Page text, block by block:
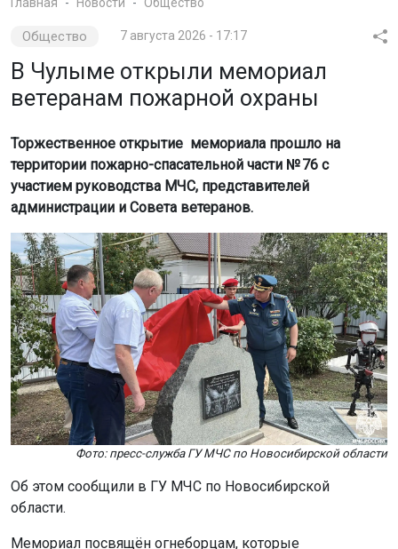
Общество 7 августа 2026 - 17:17
В Чулыме открыли мемориал
ветеранам пожарной охраны
Торжественное открытие мемориала прошло на
территории пожарно-спасательной части № 76 с
участием руководства МЧС, представителей
администрации и Совета ветеранов.
Фото: пресс-служба ГУ МЧС по Новосибирской области
Об этом сообщили в ГУ МЧС по Новосибирской
области.
Мемориал посвящён огнеборцам, которые